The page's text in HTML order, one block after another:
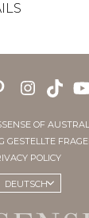
OF
GESTELLTE
POLICY
DEUTSCH